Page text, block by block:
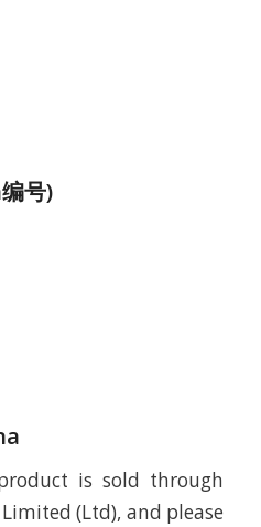
号)
is sold through
(Ltd), and please